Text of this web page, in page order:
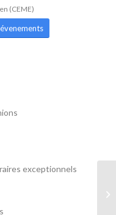
(CEME)
exceptionnels